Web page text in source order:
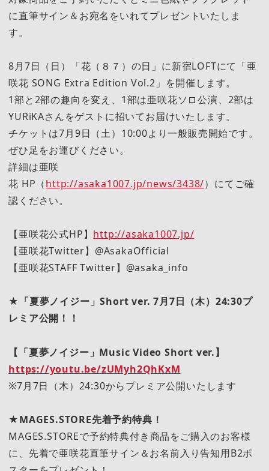
に直筆サイン＆お宛名をいれてプレゼントいたしま
す。
8月7日（日）「花（８７）の日」に新宿LOFTにて「亜
咲花 SONG Extra Edition Vol.2」を開催します。
1部と2部の趣向を変え、1部は亜咲花ソロ公演、2部は
YURiKAさんをゲストに招いてお届けいたします。
チケットは7月9日（土）10:00より一般販売開始です。
ぜひ足をお運びください。
詳細は亜咲
花 HP（http://asaka1007.jp/news/3438/）にてご確
認ください。
【亜咲花公式HP】 http://asaka1007.jp/
【亜咲花Twitter】@AsakaOfficial
【亜咲花STAFF Twitter】@asaka_info
★「夏夢ノイジー」Short ver. 7月7日（木）24:30プ
レミア公開！！
【「夏夢ノイジー」Music Video Short ver.】
https://youtu.be/zUMyh2QhKxM
※7月7日（木）24:30からプレミア公開いたします
★MAGES.STORE先着予約特典！
MAGES.STOREで予約特典付き商品をご購入のお客様
に、先着で亜咲花直筆サイン＆お名前入り告知用B2ポ